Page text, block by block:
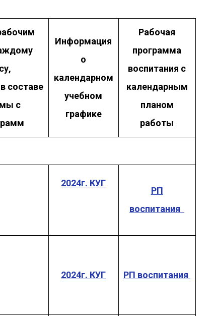
составе
с
Информация
о
календарном
учебном
графике
Рабочая
программа
воспитания с
календарным
планом
работы
2024г. КУГ
РП
воспитания
2024г. КУГ РП воспитания